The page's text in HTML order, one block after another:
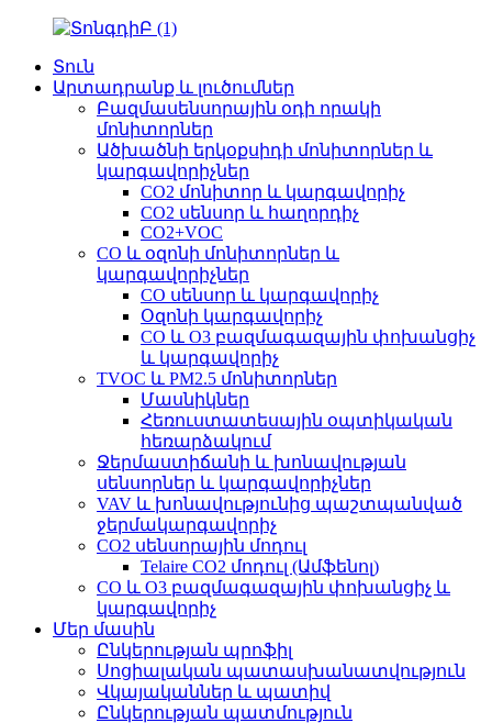
Տուն
Արտադրանք և լուծումներ
Բազմասենսորային օդի որակի
մոնիտորներ
Ածխածնի երկօքսիդի մոնիտորներ և
կարգավորիչներ
CO2 մոնիտոր և կարգավորիչ
CO2 սենսոր և հաղորդիչ
CO2+VOC
CO և օզոնի մոնիտորներ և
կարգավորիչներ
CO սենսոր և կարգավորիչ
Օզոնի կարգավորիչ
CO և O3 բազմագազային փոխանցիչ
և կարգավորիչ
TVOC և PM2.5 մոնիտորներ
Մասնիկներ
Հեռուստատեսային օպտիկական
հեռարձակում
Ջերմաստիճանի և խոնավության
սենսորներ և կարգավորիչներ
VAV և խոնավությունից պաշտպանված
ջերմակարգավորիչ
CO2 սենսորային մոդուլ
Telaire CO2 մոդուլ (Ամֆենոլ)
CO և O3 բազմագազային փոխանցիչ և
կարգավորիչ
Մեր մասին
Ընկերության պրոֆիլ
Սոցիալական պատասխանատվություն
Վկայականներ և պատիվ
Ընկերության պատմություն